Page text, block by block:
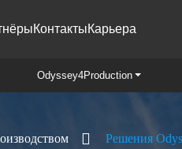
КонтактыКарьера
Odyssey4Production
Решения